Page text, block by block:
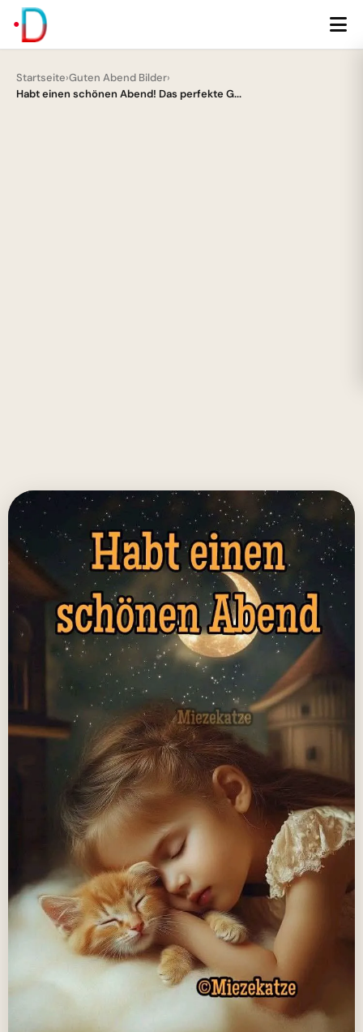
Startseite›Guten Abend Bilder›
Habt einen schönen Abend! Das perfekte G...